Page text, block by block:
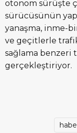
otonom sürüşte
sürücüsünün
yanaşma, inme-
ve geçitlerle
sağlama benzeri
gerçekleştiriyor.